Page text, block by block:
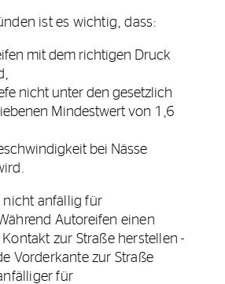
ist es wichtig, dass:
mit dem richtigen Druck
nicht unter den gesetzlich
Mindestwert von 1,6
bei Nässe
nicht anfällig für
Autoreifen einen
zur Straße herstellen -
Vorderkante zur Straße
für